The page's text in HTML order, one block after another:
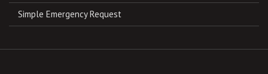
Simple Emergency Request